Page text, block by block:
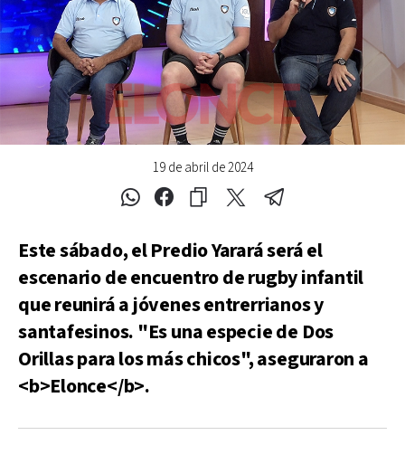
19 de abril de 2024
Este sábado, el Predio Yarará será el
escenario de encuentro de rugby infantil
que reunirá a jóvenes entrerrianos y
santafesinos. "Es una especie de Dos
Orillas para los más chicos", aseguraron a
<b>Elonce</b>.